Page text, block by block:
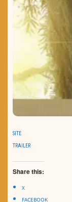
SITE
TRAILER
Share this:
X
FACEBOOK